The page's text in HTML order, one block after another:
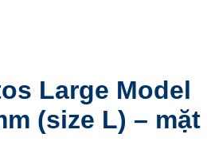
Large Model
(size L) – mặt